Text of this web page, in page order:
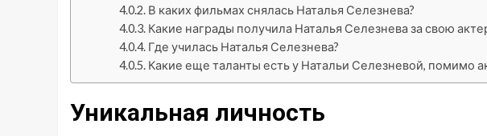
В каких фильмах снялась Наталья Селезнева?
Какие награды получила Наталья Селезнева за свою
Где училась Наталья Селезнева?
Какие еще таланты есть у Натальи Селезневой, помимо
Уникальная личность